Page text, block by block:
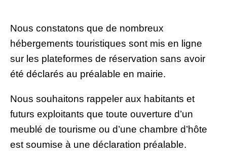
Nous constatons que de nombreux
hébergements touristiques sont mis en ligne
sur les plateformes de réservation sans avoir
été déclarés au préalable en mairie.
Nous souhaitons rappeler aux habitants et
futurs exploitants que toute ouverture d’un
meublé de tourisme ou d’une chambre d’hôte
est soumise à une déclaration préalable.